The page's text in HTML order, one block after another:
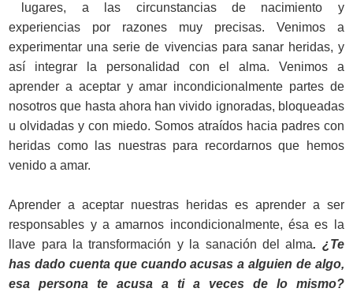
lugares, a las circunstancias de nacimiento y
experiencias por razones muy precisas. Venimos a
experimentar una serie de vivencias para sanar heridas, y
así integrar la personalidad con el alma. Venimos a
aprender a aceptar y amar incondicionalmente partes de
nosotros que hasta ahora han vivido ignoradas, bloqueadas
u olvidadas y con miedo. Somos atraídos hacia padres con
heridas como las nuestras para recordarnos que hemos
venido a amar.
Aprender a aceptar nuestras heridas es aprender a ser
responsables y a amarnos incondicionalmente, ésa es la
llave para la transformación y la sanación del alma. ¿Te
has dado cuenta que cuando acusas a alguien de algo,
esa persona te acusa a ti a veces de lo mismo?